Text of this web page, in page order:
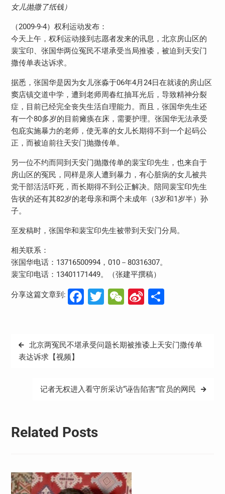
女儿抛撒了纸钱）
（2009-9-4）权利运动发布：
今天上午，权利运动接到志愿者发来的讯息，北京房山区的
裴宝印、张国华两位冤民不堪承受当局推诿，被迫到天安门
撒传单表达诉求。
据悉，张国华是因为女儿张淼于06年4月24日在就读的房山区
窦店镇交道中学，遭到老师周春红抽耳光后，导致精神分裂
症，目前已经完全丧失生活自理能力。而且，张国华先生还
有一个80多岁的目前瘫痪在床，需要护理。张国华无法承受
包庇实施暴力的老师，使无辜的女儿长期得不到一个起码公
正，而被迫前往天安门抛撒传单。
另一位不约而同到天安门抛撒传单的裴宝印先生，也来自于
房山区的冤民，同样是亲人遭到暴力，有心脏病的女儿被共
党干部活活吓死，而长期得不到公正解决。陪同裴宝印先生
告状的还有其82岁的老母亲和两个未成年（3岁和1岁半）孙
子。
至发稿时，张国华和裴宝印先生被带到天安门分局。
相关联系：
张国华电话：13716500994，010－80316307。
裴宝印电话：13401171449。（张建平撰稿）
分享这篇文章到: Facebook
Twitter
WeChat
Sina分
文
章
北京两冤民不堪承受问题长期被推诿上天安门撒传单
表达诉求【视频】
记者无权进入看守所采访“诬告陷害”官员的网民
Related Posts